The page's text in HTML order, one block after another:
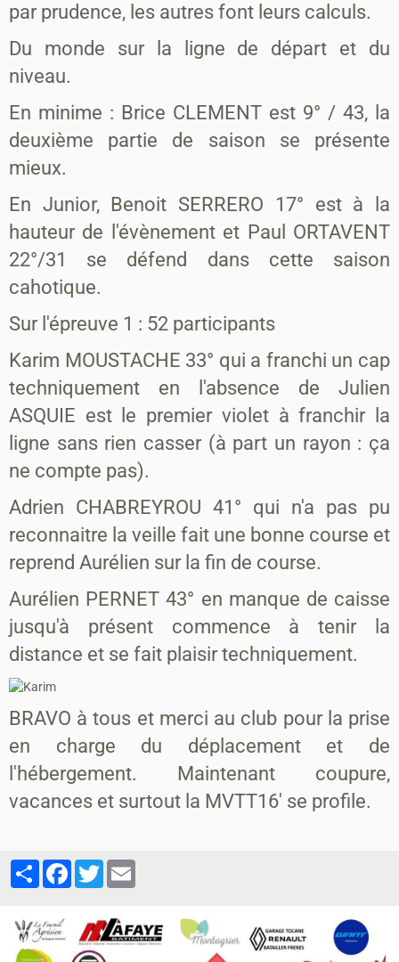
par prudence, les autres font leurs calculs.
Du monde sur la ligne de départ et du
niveau.
En minime : Brice CLEMENT est 9° / 43, la
deuxième partie de saison se présente
mieux.
En Junior, Benoit SERRERO 17° est à la
hauteur de l'évènement et Paul ORTAVENT
22°/31 se défend dans cette saison
cahotique.
Sur l'épreuve 1 : 52 participants
Karim MOUSTACHE 33° qui a franchi un cap
techniquement en l'absence de Julien
ASQUIE est le premier violet à franchir la
ligne sans rien casser (à part un rayon : ça
ne compte pas).
Adrien CHABREYROU 41° qui n'a pas pu
reconnaitre la veille fait une bonne course et
reprend Aurélien sur la fin de course.
Aurélien PERNET 43° en manque de caisse
jusqu'à présent commence à tenir la
distance et se fait plaisir techniquement.
BRAVO à tous et merci au club pour la prise
en charge du déplacement et de
l'hébergement. Maintenant coupure,
vacances et surtout la MVTT16' se profile.
PartagerFacebook
Twitter